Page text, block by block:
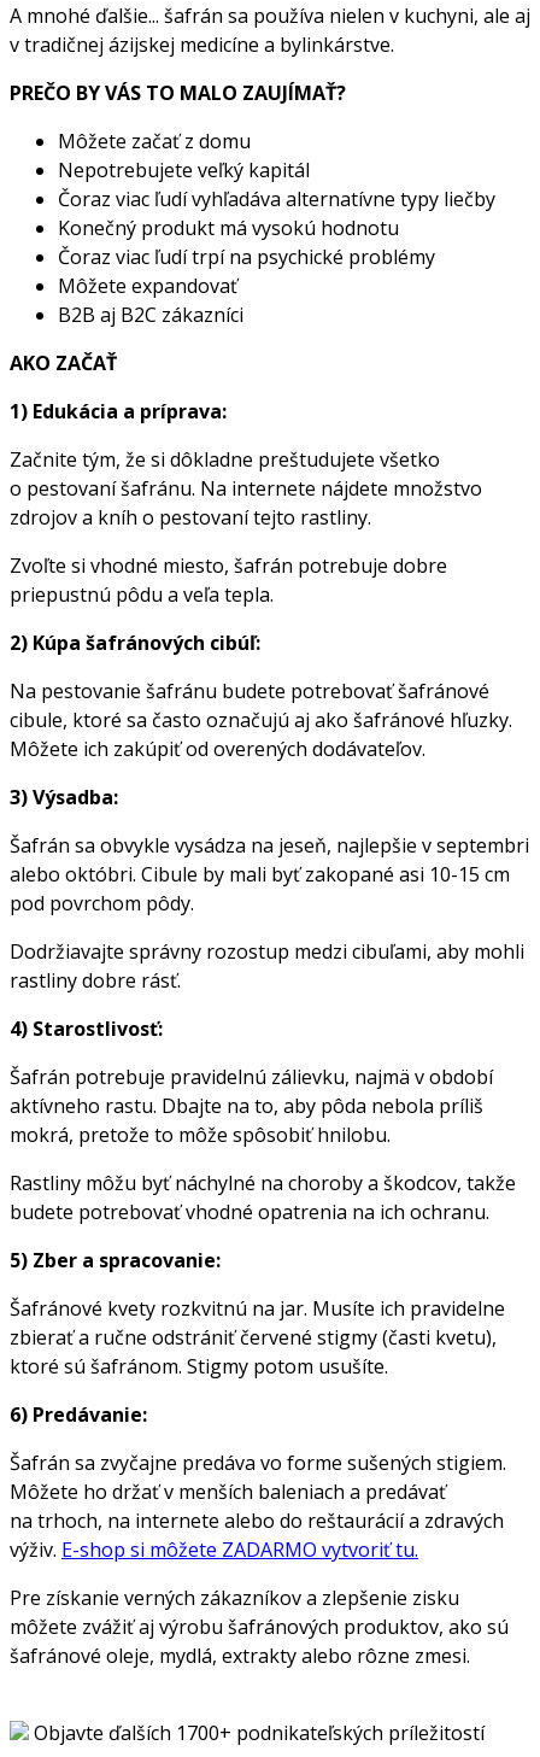
A mnohé ďalšie... šafrán sa používa nielen v kuchyni, ale aj
v tradičnej ázijskej medicíne a bylinkárstve.
PREČO BY VÁS TO MALO ZAUJÍMAŤ?
Môžete začať z domu
Nepotrebujete veľký kapitál
Čoraz viac ľudí vyhľadáva alternatívne typy liečby
Konečný produkt má vysokú hodnotu
Čoraz viac ľudí trpí na psychické problémy
Môžete expandovať
B2B aj B2C zákazníci
AKO ZAČAŤ
1) Edukácia a príprava:
Začnite tým, že si dôkladne preštudujete všetko
o pestovaní šafránu. Na internete nájdete množstvo
zdrojov a kníh o pestovaní tejto rastliny.
Zvoľte si vhodné miesto, šafrán potrebuje dobre
priepustnú pôdu a veľa tepla.
2) Kúpa šafránových cibúľ:
Na pestovanie šafránu budete potrebovať šafránové
cibule, ktoré sa často označujú aj ako šafránové hľuzky.
Môžete ich zakúpiť od overených dodávateľov.
3) Výsadba:
Šafrán sa obvykle vysádza na jeseň, najlepšie v septembri
alebo októbri. Cibule by mali byť zakopané asi 10-15 cm
pod povrchom pôdy.
Dodržiavajte správny rozostup medzi cibuľami, aby mohli
rastliny dobre rásť.
4) Starostlivosť:
Šafrán potrebuje pravidelnú zálievku, najmä v období
aktívneho rastu. Dbajte na to, aby pôda nebola príliš
mokrá, pretože to môže spôsobiť hnilobu.
Rastliny môžu byť náchylné na choroby a škodcov, takže
budete potrebovať vhodné opatrenia na ich ochranu.
5) Zber a spracovanie:
Šafránové kvety rozkvitnú na jar. Musíte ich pravidelne
zbierať a ručne odstrániť červené stigmy (časti kvetu),
ktoré sú šafránom. Stigmy potom usušíte.
6) Predávanie:
Šafrán sa zvyčajne predáva vo forme sušených stigiem.
Môžete ho držať v menších baleniach a predávať
na trhoch, na internete alebo do reštaurácií a zdravých
výživ. E-shop si môžete ZADARMO vytvoriť tu.
Pre získanie verných zákazníkov a zlepšenie zisku
môžete zvážiť aj výrobu šafránových produktov, ako sú
šafránové oleje, mydlá, extrakty alebo rôzne zmesi.
Objavte ďalších 1700+ podnikateľských príležitostí